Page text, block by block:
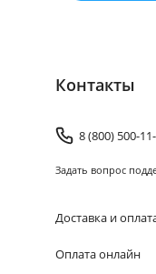
Доставка и
Оплата онлайн
Контакты
8 (800) 500-
Задать вопрос